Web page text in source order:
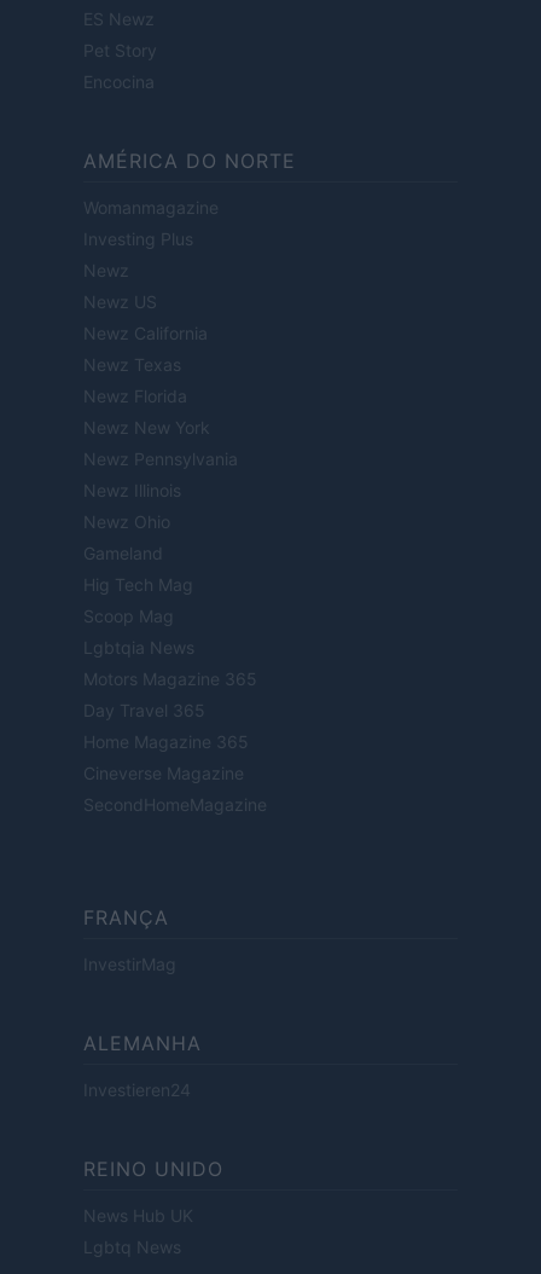
ES Newz
Pet Story
Encocina
AMÉRICA DO NORTE
Womanmagazine
Investing Plus
Newz
Newz US
Newz California
Newz Texas
Newz Florida
Newz New York
Newz Pennsylvania
Newz Illinois
Newz Ohio
Gameland
Hig Tech Mag
Scoop Mag
Lgbtqia News
Motors Magazine 365
Day Travel 365
Home Magazine 365
Cineverse Magazine
SecondHomeMagazine
FRANÇA
InvestirMag
ALEMANHA
Investieren24
REINO UNIDO
News Hub UK
Lgbtq News